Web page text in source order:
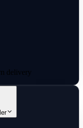
delivery